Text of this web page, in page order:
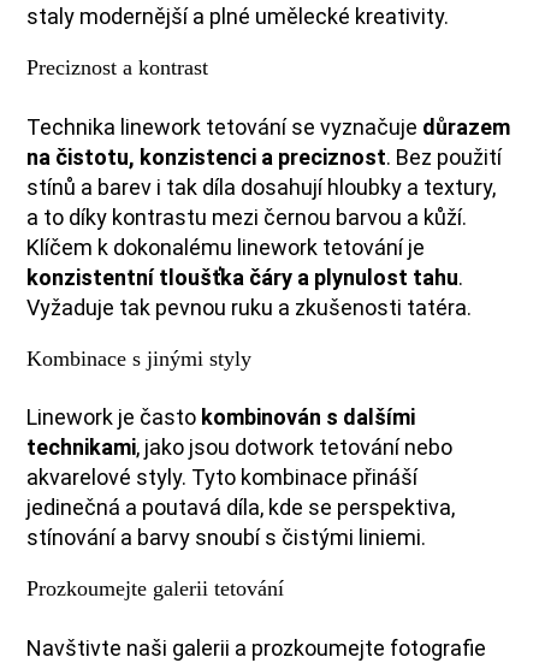
staly modernější a plné umělecké kreativity.
Preciznost a kontrast
Technika linework tetování se vyznačuje důrazem
na čistotu, konzistenci a preciznost. Bez použití
stínů a barev i tak díla dosahují hloubky a textury,
a to díky kontrastu mezi černou barvou a kůží.
Klíčem k dokonalému linework tetování je
konzistentní tloušťka čáry a plynulost tahu.
Vyžaduje tak pevnou ruku a zkušenosti tatéra.
Kombinace s jinými styly
Linework je často kombinován s dalšími
technikami, jako jsou dotwork tetování nebo
akvarelové styly. Tyto kombinace přináší
jedinečná a poutavá díla, kde se perspektiva,
stínování a barvy snoubí s čistými liniemi.
Prozkoumejte galerii tetování
Navštivte naši galerii a prozkoumejte fotografie